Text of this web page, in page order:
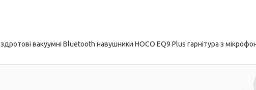
вакуумні Bluetooth навушники HOCO EQ9 Plus гарнітура з